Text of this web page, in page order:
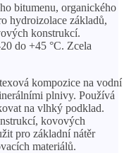
bitumenu, organického
hydroizolace základů,
konstrukcí.
do +45 °C. Zcela
kompozice na vodní
plnivy. Používá
na vlhký podklad.
kovových
pro základní nátěr
materiálů.